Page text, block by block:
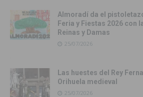
Almoradí da el
Feria y Fiestas 2026 con
Reinas y Damas
25/07/2026
Las huestes del Rey
Orihuela medieval
25/07/2026